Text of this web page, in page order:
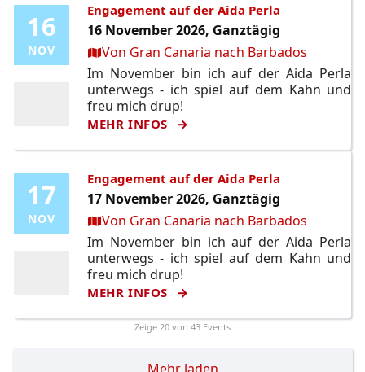
16
NOV
16
NOV
Engagement auf der Aida Perla
16 November 2026, Ganztägig
Ort:Von Gran Canaria nach Barbados
Im November bin ich auf der Aida Perla
unterwegs - ich spiel auf dem Kahn und
freu mich drup!
MEHR INFOS
17
NOV
17
NOV
Engagement auf der Aida Perla
17 November 2026, Ganztägig
Ort:Von Gran Canaria nach Barbados
Im November bin ich auf der Aida Perla
unterwegs - ich spiel auf dem Kahn und
freu mich drup!
MEHR INFOS
Zeige 20 von 43 Events